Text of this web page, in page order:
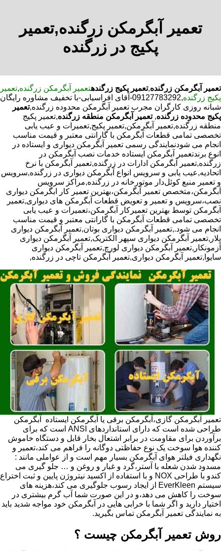
تعمیر آبگرمکن زرگنده,تعمیر
پکیج در زرگنده
تعمیر آبگرمکن زرگنده,تعمیر پکیج زرگندهتعمیر آبگرمکن زرگنده,تعمیر
پکیج زرگنده
,09127783292-آقای افراسیابی-با تخفیف مشاوره رایگان
شبانه روزی کارگران مجرب تعمیر آبگرمکن محدوده زرگنده,تعمیر
پکیج محدوده زرگنده, تعمیر آبگرمکن منطقه زرگنده,تعمیر پکیج
منطقه زرگنده,تعمیر آبگرمکن,تعمیر پکیج,تعمیرات و عیب یابی
تخصصی تمامی قطعات آبگرمکن با گارانتی معتبر و قیمت مناسب
انجام می شودنمایندگی رسمی تعمیر آبگرمکن دیواری و ایستاده در
انوع برندتعمیر آبگرمکن ایستاده خدمات نصب آبگرمکن در
زرگنده,تعمیر آبگرمکن ادارات در زرگنده,تعمیر آبگرمکن با نرخ
اتحادیه,عیب یابی و سرویس انواع آبگرمکن دیواری در زرگنده,سرویس
و تعمیر منبع کوئل‌دار موتورخانه در زرگنده,مراکز سرویس
آبگرمکن،متخصص تعمیر آبگرمکن،بهترین تعمیر کار ابگرمکن دیواری
نصب،سرویس و تعمیر و تعویض قطعات آبگرمکن های دیواری,تعمیر
آبگرمکن توسط بهترین تعمیرکار آبگرمکن،تعمیرات و عیب یابی
تخصصی تمامی قطعات آبگرمکن با گارانتی معتبر و قیمت مناسب
انجام می شود.,تعمیر آبگرمکن دیواری بوتان,تعمیر آبگرمکن دیواری
پلار,تعمیر آبگرمکن دیواری سپهر الکتریک,تعمیر آبگرمکن دیواری
آزمونکار,تعمیر آبگرمکن دیواری لورچ,تعمیر آبگرمکن دیواری
سایوا,تعمیر آبگرمکن دیواری,تعمیر آبگرمکن تاچی در زرگنده,
تعمیر آبگرمکن گازی،آبگرمکن برقی یا آبگرمکن ایستاده ​ آبگرمکن
طراحی شده است که دارای استانداردهای ANSI است که برای
برآوردن برای مقاومت در برابر اشتعال بخار قابل و دستگاه خاموش
کننده هوا سوخت یک نوع حفاظتی دوگانه را فراهم می کند،تعمیر و
نگهداری فیلتر هوای آبگرمکن بسیار مهم است و از عواملی مانند :
مسدود شدن شعله با آستر،گرد و غبار و روغن و … جلو گیری می
کندو با طراحی NOX و با استفاده از اکسید نیتروژن پایین و ثبت اختراع
سیستم EverKleen از ایجاد رسوب جلوگیری می کند،هزینه های
سوخت را کاهش می دهد،و در این صورت شما آب گرم بیشتری در
اختیار دارید و اگر شما با خرابی هایی در آبگرمکن خود مواجه شدید باید
به نمایندگی تعمیر آبگرمکن تماس بگیرید.
روش تعمیر آبگرمکن چیست ؟